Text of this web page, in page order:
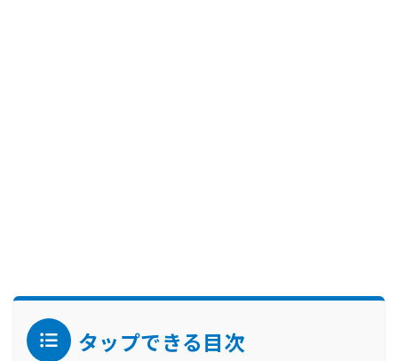
タップできる目次